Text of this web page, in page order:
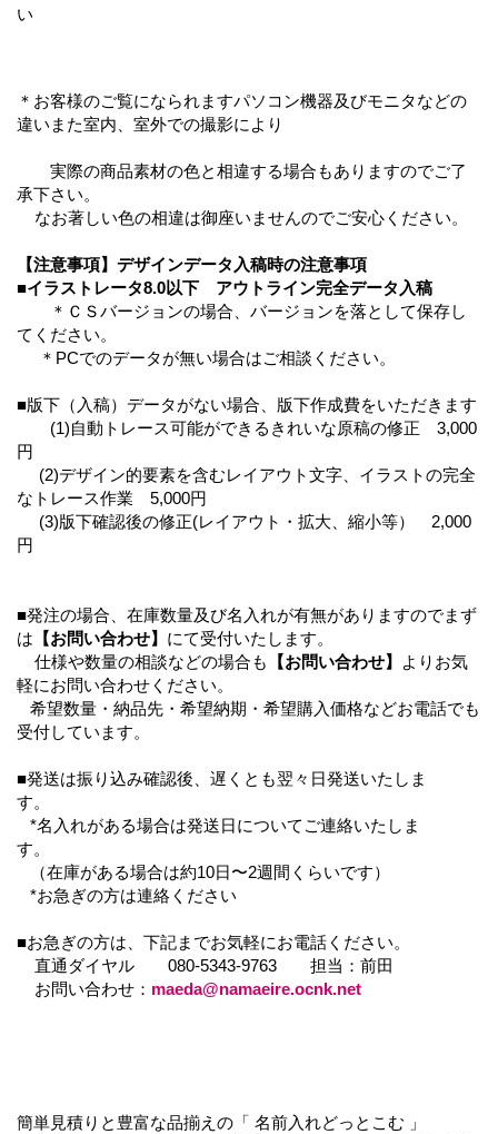
い
＊お客様のご覧になられますパソコン機器及びモニタなどの
違いまた室内、室外での撮影により
実際の商品素材の色と相違する場合もありますのでご了
承下さい。
なお著しい色の相違は御座いませんのでご安心ください。
【注意事項】デザインデータ入稿時の注意事項
■イラストレータ8.0以下 アウトライン完全データ入稿
＊ＣＳバージョンの場合、バージョンを落として保存し
てください。
＊PCでのデータが無い場合はご相談ください。
■版下（入稿）データがない場合、版下作成費をいただきます
(1)自動トレース可能ができるきれいな原稿の修正 3,000
円
(2)デザイン的要素を含むレイアウト文字、イラストの完全
なトレース作業 5,000円
(3)版下確認後の修正(レイアウト・拡大、縮小等） 2,000
円
■発注の場合、在庫数量及び名入れが有無がありますのでまず
は 【お問い合わせ】 にて受付いたします。
仕様や数量の相談などの場合も
【お問い合わせ】
よりお気
軽にお問い合わせください。
希望数量・納品先・希望納期・希望購入価格などお電話でも
受付しています。
■発送は振り込み確認後、遅くとも翌々日発送いたしま
す。
*名入れがある場合は発送日についてご連絡いたしま
す。
（在庫がある場合は約10日〜2週間くらいです）
*お急ぎの方は連絡ください
■お急ぎの方は、下記までお気軽にお電話ください。
直通ダイヤル 080-5343-9763 担当：前田
お問い合わせ： maeda@namaeire.ocnk.net
簡単見積りと豊富な品揃えの「 名前入れどっとこむ 」